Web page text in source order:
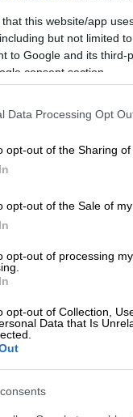
that this website/app
but not limited
to Google and its
consent section.
Data Processing Opt
opt-out of the Sharing of
opt-out of the Sale of
opt-out of processing
opt-out of Collection,
Data that Is
η
ρεμάτων
δέντρων,
Εσχατιάς
καθώς σε
ανοιχτό,
κάτοικος.
και 50
δεν
πριν από 50 -
ο